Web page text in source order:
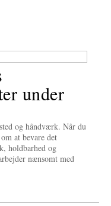
under
og håndværk. Når du
at bevare det
holdbarhed og
nænsomt med